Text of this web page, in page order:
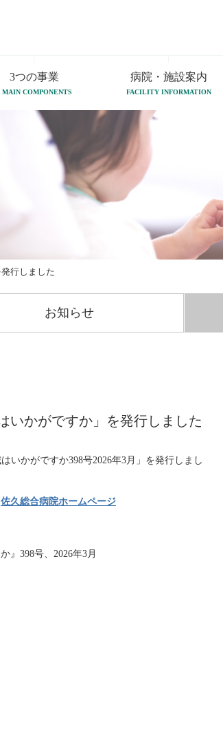
3つの事業
MAIN COMPONENTS
病院・施設案内
FACILITY INFORMATION
行しました
お知らせ
いかがですか」を発行しました
いかがですか398号2026年3月」を発行しまし
佐久総合病院ホームページ
』398号、2026年3月